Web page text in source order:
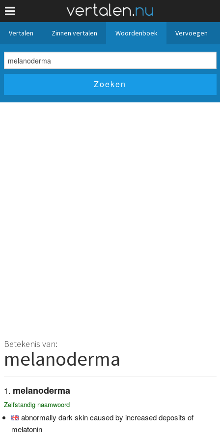
Vertalen Zinnen vertalen Woordenboek Vervoegen
Betekenis van:
melanoderma
melanoderma
Zelfstandig naamwoord
abnormally dark skin caused by increased deposits of
melatonin